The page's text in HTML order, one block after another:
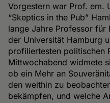
Vorgestern war Prof. em.
“Skeptics in the Pub”
lange Jahre Professor für
der Universität Hamburg
profiliertesten politischen
Mittwochabend widmete
ob ein Mehr an
den weithin zu
bekämpfen, und welche